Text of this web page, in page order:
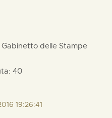
delle Stampe
40
19:26:41